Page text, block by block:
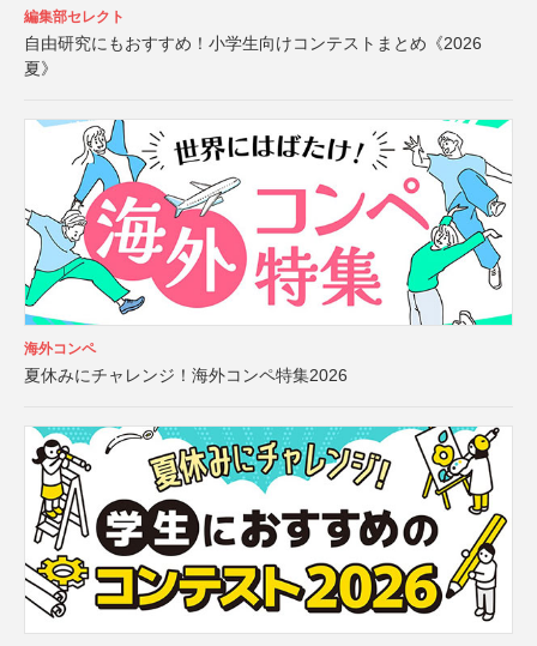
編集部セレクト
自由研究にもおすすめ！小学生向けコンテストまとめ《2026
夏》
海外コンペ
夏休みにチャレンジ！海外コンペ特集2026